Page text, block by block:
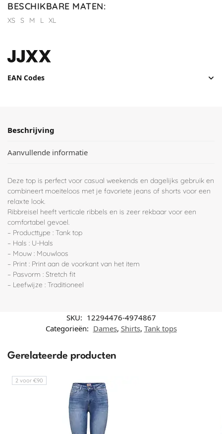
BESCHIKBARE MATEN:
XS S M L XL
EAN Codes
Beschrijving
Aanvullende informatie
Deze top is perfect voor casual weekends en dagelijks gebruik en
combineert moeiteloos met je favoriete jeans of shorts voor een
relaxte look.
Ribbreisel heeft verticale ribbels en is zeer rekbaar voor een
comfortabel gevoel.
– Producttype : Tank top
– Hals : U-Hals
– Mouw : Mouwloos
– Print : Print aan de voorkant van het item
– Pasvorm : Stretch fit
– Leefwijze : Traditioneel
SKU: 12294476-4974867
Categorieën: Dames, Shirts, Tank tops
Gerelateerde producten
2 voor €90